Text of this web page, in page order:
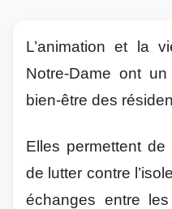
L’animation et la
Notre-Dame ont
bien-être des
Elles permettent
de lutter contre
échanges entre